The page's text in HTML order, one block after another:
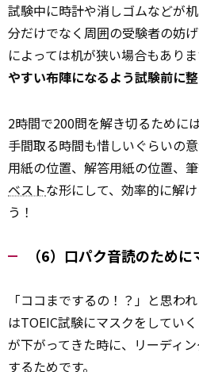
試験中に時計や消しゴムなどが
分だけでなく周囲の受験者の妨
によっては机が狭い場合もありま
やすい布陣になるよう試験前に
2時間で200問を解き切るために
手間取る時間も惜しいぐらいの
用紙の位置、解答用紙の位置、
ベストな形にして、効率的に解
う！
（6）口パク音読のため
「ココまでするの！？」と思わ
はTOEIC試験にマスクをしてい
が下がってきた時に、リーディ
するためです。